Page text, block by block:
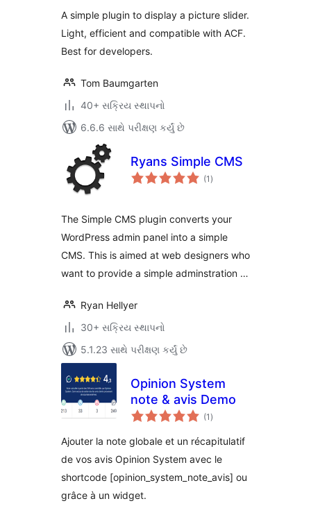
A simple plugin to display a picture slider.
Light, efficient and compatible with ACF.
Best for developers.
Tom Baumgarten
40+ સક્રિય સ્થાપનો
6.6.6 સાથે પરીક્ષણ કર્યું છે
Ryans Simple CMS
(1 કુલ
રેટિંગ્સ
)
The Simple CMS plugin converts your
WordPress admin panel into a simple
CMS. This is aimed at web designers who
want to provide a simple adminstration …
Ryan Hellyer
30+ સક્રિય સ્થાપનો
5.1.23 સાથે પરીક્ષણ કર્યું છે
Opinion System
note & avis Demo
(1 કુલ
રેટિંગ્સ
)
Ajouter la note globale et un récapitulatif
de vos avis Opinion System avec le
shortcode [opinion_system_note_avis] ou
grâce à un widget.